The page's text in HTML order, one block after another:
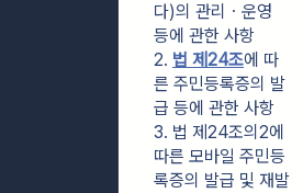
다)의 관리ㆍ운영
등에 관한 사항
2. 법 제24조에 따
른 주민등록증의 발
급 등에 관한 사항
3. 법 제24조의2에
따른 모바일 주민등
록증의 발급 및 재발